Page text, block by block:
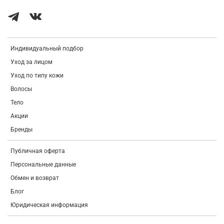
Как применять:
кончиками пальцев небольшое количество крема на очищенную кожу
Индивидуальный подбор
Уход за лицом
Уход по типу кожи
Волосы
Тело
Акции
Бренды
Публичная оферта
Персональные данные
Обмен и возврат
Блог
Юридическая информация